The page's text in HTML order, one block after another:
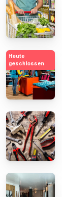
Heute
geschlossen